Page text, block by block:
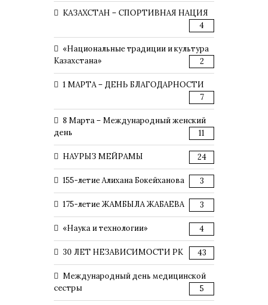
КАЗАХСТАН – СПОРТИВНАЯ НАЦИЯ
4
«Национальные традиции и культура
Казахстана»
2
1 МАРТА – ДЕНЬ БЛАГОДАРНОСТИ
7
8 Марта – Международный женский
день
11
НАУРЫЗ МЕЙРАМЫ 24
155-летие Алихана Бокейханова 3
175-летие ЖАМБЫЛА ЖАБАЕВА 3
«Наука и технологии» 4
30 ЛЕТ НЕЗАВИСИМОСТИ РК 43
Международный день медицинской
сестры
5